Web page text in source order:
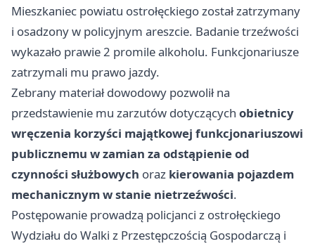
Mieszkaniec powiatu ostrołęckiego został zatrzymany
i osadzony w policyjnym areszcie. Badanie trzeźwości
wykazało prawie 2 promile alkoholu. Funkcjonariusze
zatrzymali mu prawo jazdy.
Zebrany materiał dowodowy pozwolił na
przedstawienie mu zarzutów dotyczących obietnicy
wręczenia korzyści majątkowej funkcjonariuszowi
publicznemu w zamian za odstąpienie od
czynności służbowych oraz kierowania pojazdem
mechanicznym w stanie nietrzeźwości.
Postępowanie prowadzą policjanci z ostrołęckiego
Wydziału do Walki z Przestępczością Gospodarczą i